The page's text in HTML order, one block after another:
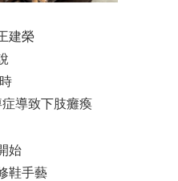
建榮
導致下肢癱瘓
始
鞋手藝